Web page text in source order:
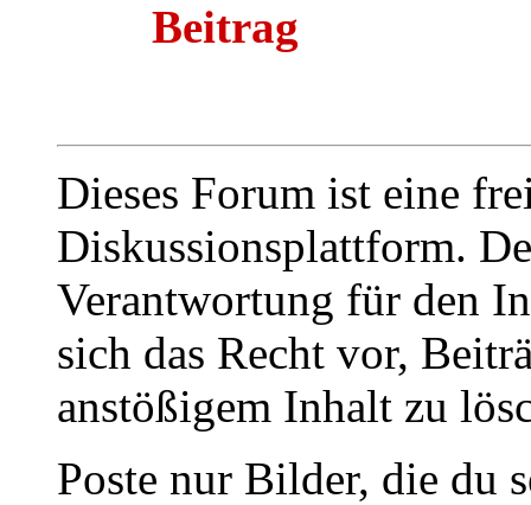
Beitrag
Dieses Forum ist eine
Diskussionsplattform.
Verantwortung für den
sich das Recht vor,
anstößigem Inhalt zu
Poste nur Bilder, die du